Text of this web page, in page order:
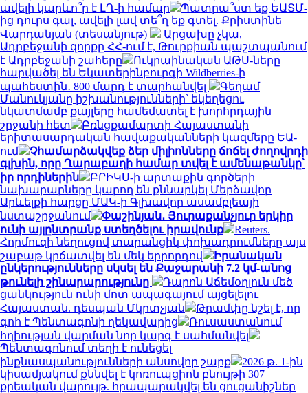
ավելի կարևո՞ր է ԼՂ-ի համար
Պատրա՞ստ եք ԵԱՏՄ-
ից դուրս գալ, ավելի լավ տե՞ղ եք գտել. Քրիստինե
Վարդանյան (տեսանյութ)
Արցախը չկա,
Ադրբեջանի զորքը ՀՀ-ում է, Թուրքիան պաշտպանում
է Ադրբեջանի շահերը
Ուկրաինական ԱԹՍ-ները
հարվածել են Եկատերինբուրգի Wildberries-ի
պահեստին․ 800 մարդ է տարհանվել
Գեղամ
Մանուկյանը իշխանությունների՝ եկեղեցու
նկատմամբ քայլերը համեմատել է խորհրդային
շրջանի հետ
Բռնցքամարտի Հայաստանի
երիտասարդական հավաքականների կազմերը ԵԱ-
ում
Չհամարձակվեք ձեր միլիոնները ճոճել ժողովրդի
գլխին, որը Ղարաբաղի համար տվել է ամենաթանկը՝
իր որդիներին
ԲՐԻԿՍ-ի արտաքին գործերի
նախարարները կարող են քննարկել Մերձավոր
Արևելքի հարցը ՄԱԿ-ի Գլխավոր ասամբլեայի
նստաշրջանում
Փաշինյան․ Յուրաքանչյուր երկիր
ունի այլընտրանք ստեղծելու իրավունք
Reuters.
Հորմուզի նեղուցով տարանցիկ փոխադրումները այս
շաբաթ կրճատվել են մեկ երրորդով
Իրանական
ընկերությունները սկսել են Քաջարանի 7.2 կմ-անոց
թունելի շինարարությունը
Դարոն Աճեմօղլուն մեծ
ցանկություն ունի մոտ ապագայում այցելելու
Հայաստան. դեսպան Մկրտչյան
Թրամփը նշել է, որ
գոհ է Պենտագոնի ղեկավարից
Ռուսաստանում
հղիության վարման նոր կարգ է սահմանվել
Պենտագոնում տեղի է ունեցել
ինքնասպանությունների անսովոր շարք
2026 թ. 1-ին
կիսամյակում քննվել է կոռուպցիոն բնույթի 307
քրեական վարույթ. հրապարակվել են ցուցանիշներ